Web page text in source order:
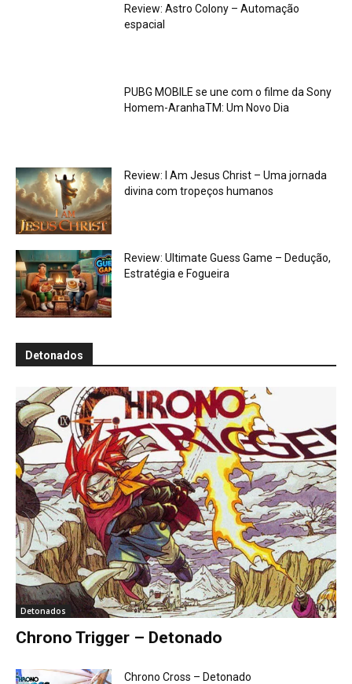
Review: Astro Colony – Automação
espacial
PUBG MOBILE se une com o filme da Sony
Homem-AranhaTM: Um Novo Dia
Review: I Am Jesus Christ – Uma jornada
divina com tropeços humanos
Review: Ultimate Guess Game – Dedução,
Estratégia e Fogueira
Detonados
Detonados
Chrono Trigger – Detonado
Chrono Cross – Detonado